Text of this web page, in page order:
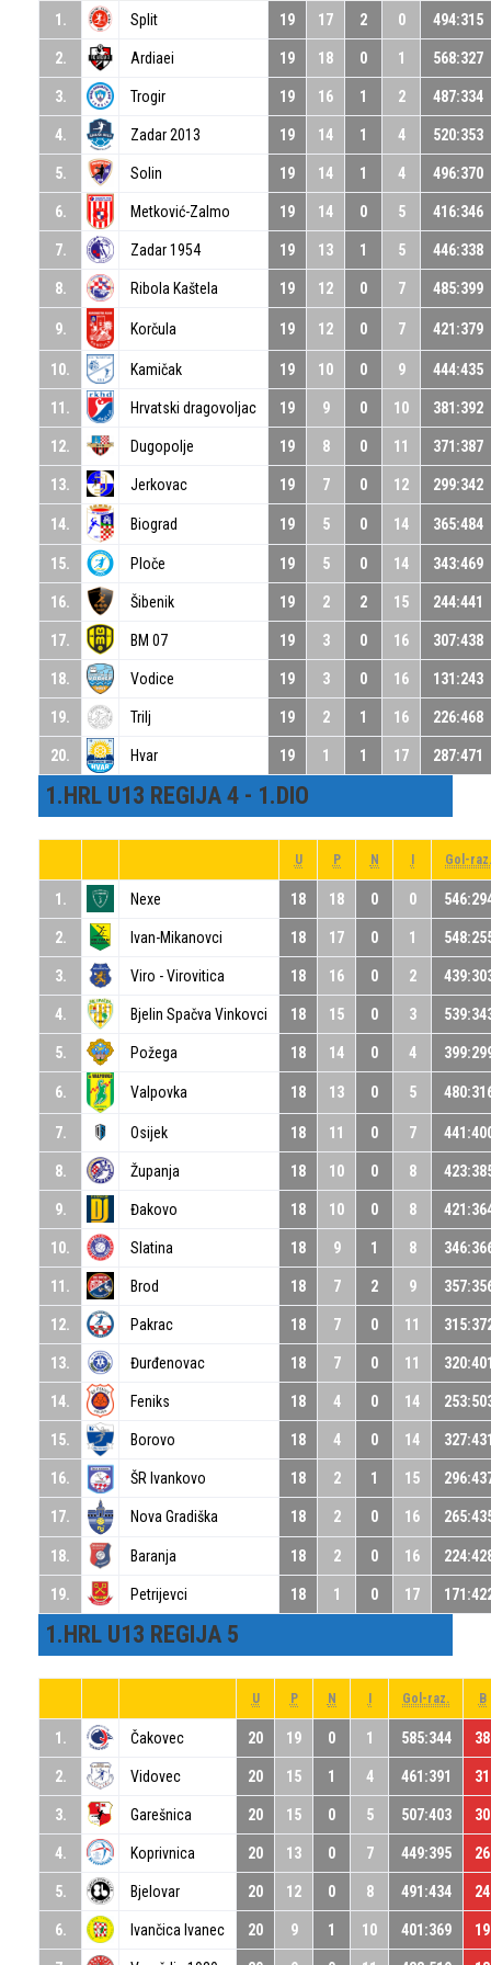
1. Split 19 17 2 0 494:315
2. Ardiaei 19 18 0 1 568:327
3. Trogir 19 16 1 2 487:334
4. Zadar 2013 19 14 1 4 520:353
5. Solin 19 14 1 4 496:370
6. Metković-Zalmo 19 14 0 5 416:346
7. Zadar 1954 19 13 1 5 446:338
8. Ribola Kaštela 19 12 0 7 485:399
9. Korčula 19 12 0 7 421:379
10. Kamičak 19 10 0 9 444:435
11. Hrvatski dragovoljac 19 9 0 10 381:392
12. Dugopolje 19 8 0 11 371:387
13. Jerkovac 19 7 0 12 299:342
14. Biograd 19 5 0 14 365:484
15. Ploče 19 5 0 14 343:469
16. Šibenik 19 2 2 15 244:441
17. BM 07 19 3 0 16 307:438
18. Vodice 19 3 0 16 131:243
19. Trilj 19 2 1 16 226:468
20. Hvar 19 1 1 17 287:471
1.HRL U13 REGIJA 4 - 1.DIO
U P N I Gol-raz.
1. Nexe 18 18 0 0
2. Ivan-Mikanovci 18 17 0 1
3. Viro - Virovitica 18 16 0 2
4. Bjelin Spačva Vinkovci 18 15 0 3
5. Požega 18 14 0 4
6. Valpovka 18 13 0 5
7. Osijek 18 11 0 7
8. Županja 18 10 0 8
9. Đakovo 18 10 0 8
10. Slatina 18 9 1 8
11. Brod 18 7 2 9
12. Pakrac 18 7 0 11
13. Đurđenovac 18 7 0 11
14. Feniks 18 4 0 14
15. Borovo 18 4 0 14
16. ŠR Ivankovo 18 2 1 15
17. Nova Gradiška 18 2 0 16
18. Baranja 18 2 0 16
19. Petrijevci 18 1 0 17
1.HRL U13 REGIJA 5
U P N I Gol-raz. B
1. Čakovec 20 19 0 1 585:344 38
2. Vidovec 20 15 1 4 461:391 31
3. Garešnica 20 15 0 5 507:403 30
4. Koprivnica 20 13 0 7 449:395 26
5. Bjelovar 20 12 0 8 491:434 24
6. Ivančica Ivanec 20 9 1 10 401:369 19